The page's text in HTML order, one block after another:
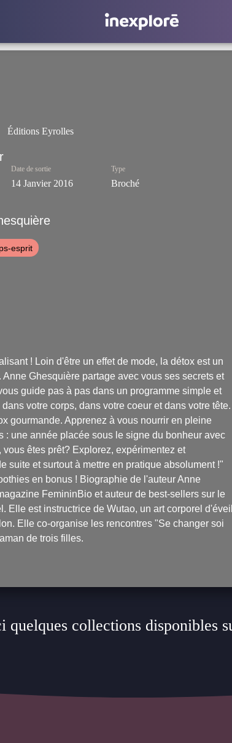
Éditions Eyrolles
Date de sortie
14 Janvier 2016
Type
Broché
esprit
! Loin d'être un effet de mode, la détox est un
Ghesquière partage avec vous ses secrets et
guide pas à pas dans un programme simple et
votre corps, dans votre coeur et dans votre tête.
gourmande. Apprenez à vous nourrir en pleine
une année placée sous le signe du bonheur avec
êtes prêt? Explorez, expérimentez et
suite et surtout à mettre en pratique absolument !"
en bonus ! Biographie de l'auteur Anne
FemininBio et auteur de best-sellers sur le
est instructrice de Wutao, un art corporel d'éveil
Elle co-organise les rencontres "Se changer soi
de trois filles.
quelques collections disponibles